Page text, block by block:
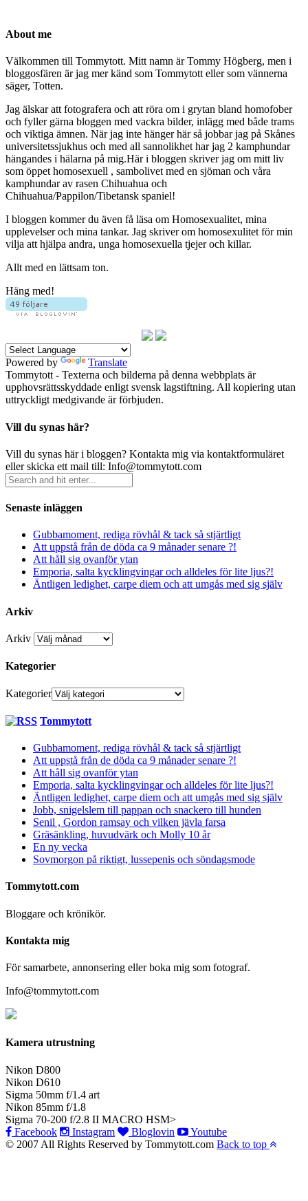
About me
Välkommen till Tommytott. Mitt namn är Tommy Högberg, men i
bloggosfären är jag mer känd som Tommytott eller som vännerna
säger, Totten.
Jag älskar att fotografera och att röra om i grytan bland homofober
och fyller gärna bloggen med vackra bilder, inlägg med både trams
och viktiga ämnen. När jag inte hänger här så jobbar jag på Skånes
universitetssjukhus och med all sannolikhet har jag 2 kamphundar
hängandes i hälarna på mig.Här i bloggen skriver jag om mitt liv
som öppet homosexuell , sambolivet med en sjöman och våra
kamphundar av rasen Chihuahua och
Chihuahua/Pappilon/Tibetansk spaniel!
I bloggen kommer du även få läsa om Homosexualitet, mina
upplevelser och mina tankar. Jag skriver om homosexulitet för min
vilja att hjälpa andra, unga homosexuella tjejer och killar.
Allt med en lättsam ton.
Häng med!
Powered by
Translate
Tommytott - Texterna och bilderna på denna webbplats är
upphovsrättsskyddade enligt svensk lagstiftning. All kopiering utan
uttryckligt medgivande är förbjuden.
Vill du synas här?
Vill du synas här i bloggen? Kontakta mig via kontaktformuläret
eller skicka ett mail till: Info@tommytott.com
Senaste inläggen
Gubbamoment, rediga rövhål & tack så stjärtligt
Att uppstå från de döda ca 9 månader senare ?!
Att håll sig ovanför ytan
Emporia, salta kycklingvingar och alldeles för lite ljus?!
Äntligen ledighet, carpe diem och att umgås med sig själv
Arkiv
Arkiv
Kategorier
Kategorier
Tommytott
Gubbamoment, rediga rövhål & tack så stjärtligt
Att uppstå från de döda ca 9 månader senare ?!
Att håll sig ovanför ytan
Emporia, salta kycklingvingar och alldeles för lite ljus?!
Äntligen ledighet, carpe diem och att umgås med sig själv
Jobb, snigelslem till pappan och snackero till hunden
Senil , Gordon ramsay och vilken jävla farsa
Gräsänkling, huvudvärk och Molly 10 år
En ny vecka
Sovmorgon på riktigt, lussepenis och söndagsmode
Tommytott.com
Bloggare och krönikör.
Kontakta mig
För samarbete, annonsering eller boka mig som fotograf.
Info@tommytott.com
Kamera utrustning
Nikon D800
Nikon D610
Sigma 50mm f/1.4 art
Nikon 85mm f/1.8
Sigma 70-200 f/2.8 II MACRO HSM>
Facebook
Instagram Bloglovin
Youtube
© 2007 All Rights Reserved by Tommytott.com Back to top